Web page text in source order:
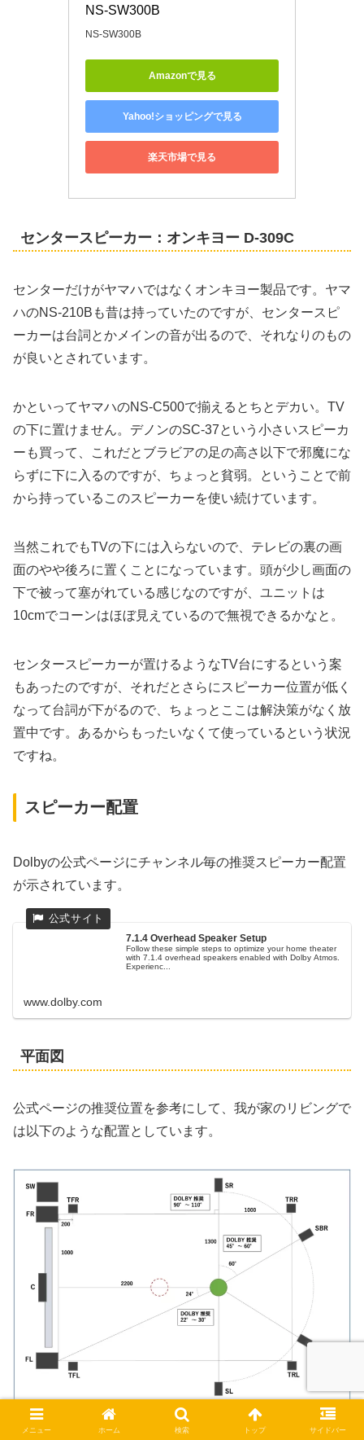
NS-SW300B
NS-SW300B
Amazonで見る
Yahoo!ショッピングで見る
楽天市場で見る
センタースピーカー：オンキヨー D-309C
センターだけがヤマハではなくオンキヨー製品です。ヤマ
ハのNS-210Bも昔は持っていたのですが、センタースピ
ーカーは台詞とかメインの音が出るので、それなりのもの
が良いとされています。
かといってヤマハのNS-C500で揃えるとちとデカい。TV
の下に置けません。デノンのSC-37という小さいスピーカ
ーも買って、これだとブラビアの足の高さ以下で邪魔にな
らずに下に入るのですが、ちょっと貧弱。ということで前
から持っているこのスピーカーを使い続けています。
当然これでもTVの下には入らないので、テレビの裏の画
面のやや後ろに置くことになっています。頭が少し画面の
下で被って塞がれている感じなのですが、ユニットは
10cmでコーンはほぼ見えているので無視できるかなと。
センタースピーカーが置けるようなTV台にするという案
もあったのですが、それだとさらにスピーカー位置が低く
なって台詞が下がるので、ちょっとここは解決策がなく放
置中です。あるからもったいなくて使っているという状況
ですね。
スピーカー配置
Dolbyの公式ページにチャンネル毎の推奨スピーカー配置
が示されています。
7.1.4 Overhead Speaker Setup
Follow these simple steps to optimize your home theater
with 7.1.4 overhead speakers enabled with Dolby Atmos.
Experienc...
www.dolby.com
平面図
公式ページの推奨位置を参考にして、我が家のリビングで
は以下のような配置としています。
Dolby Atmos対応スピーカー配置（平面図）
メニュー ホーム 検索 トップ サイドバー